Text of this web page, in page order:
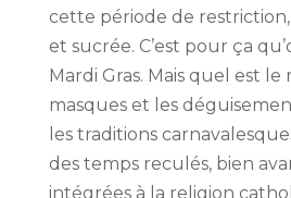
cette période de
et sucrée. C’est pour ça
Mardi Gras. Mais quel est
masques et les
les traditions
des temps reculés, bien
intégrées à la religion